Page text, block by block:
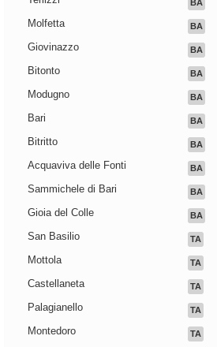
BA
Molfetta BA
Giovinazzo BA
Bitonto BA
Modugno BA
Bari BA
Bitritto BA
Acquaviva delle Fonti BA
Sammichele di Bari BA
Gioia del Colle BA
San Basilio TA
Mottola TA
Castellaneta TA
Palagianello TA
Montedoro TA